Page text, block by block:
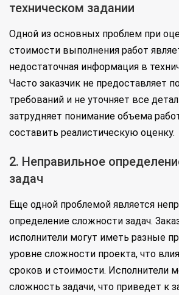
техническом задании
Одной из основных проблем при
стоимости выполнения работ
недостаточная информация в
Часто заказчик не предоставляет
требований и не уточняет все
затрудняет понимание объема
составить реалистическую оценку.
2. Неправильное
задач
Еще одной проблемой является
определение сложности задач.
исполнители могут иметь разные
уровне сложности проекта, что
сроков и стоимости. Исполнители
сложность задачи, что приведет к